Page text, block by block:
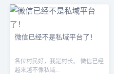
微信已经不是私域平台了！
各位村民好，我是村长。 微信已经
越来越不像私域...